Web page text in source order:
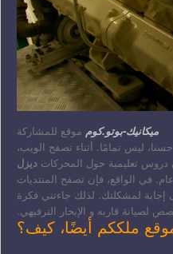
ميكانيك-بوتو.كوم موقع للمشاركة
ليس تمامًا. أثناء تصفح الويب،
تعليمية حول المحركات ديزل
في الواقع، فإن تصفح المنتديات
إجابة لمشكلتك. لذلك جاءتني فكرة
لصيانة قاربه و الإبحار الترفيهي.
ملككم أيضًا، كيف؟